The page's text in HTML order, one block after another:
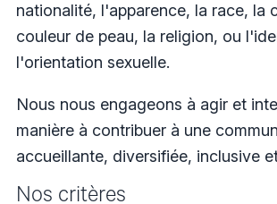
nationalité, l'apparence, la race, la
couleur de peau, la religion, ou
l'orientation sexuelle.
Nous nous engageons à agir et
manière à contribuer à une
accueillante, diversifiée, inclusive
Nos critères